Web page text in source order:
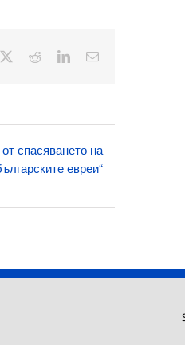
RedditLinkedInЕлектронна
спасяването на
евреи“